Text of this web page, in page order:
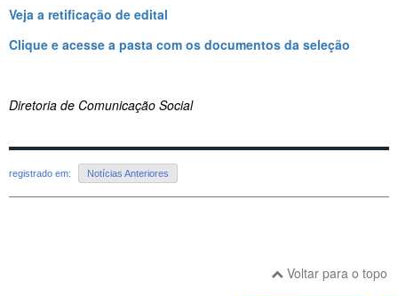
Veja a retificação de edital
Clique e acesse a pasta com os documentos da seleção
Diretoria de Comunicação Social
registrado em: Notícias Anteriores
Voltar para o topo